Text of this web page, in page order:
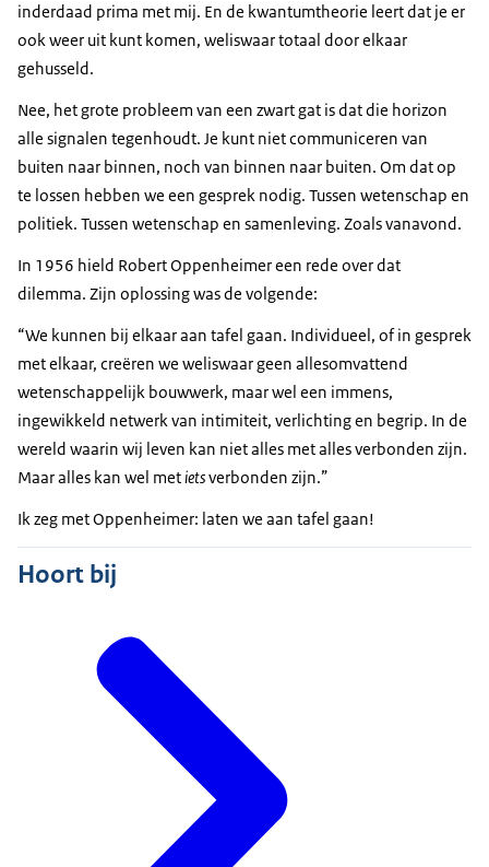
inderdaad prima met mij. En de kwantumtheorie leert dat je er
ook weer uit kunt komen, weliswaar totaal door elkaar
gehusseld.
Nee, het grote probleem van een zwart gat is dat die horizon
alle signalen tegenhoudt. Je kunt niet communiceren van
buiten naar binnen, noch van binnen naar buiten. Om dat op
te lossen hebben we een gesprek nodig. Tussen wetenschap en
politiek. Tussen wetenschap en samenleving. Zoals vanavond.
In 1956 hield Robert Oppenheimer een rede over dat
dilemma. Zijn oplossing was de volgende:
“We kunnen bij elkaar aan tafel gaan. Individueel, of in gesprek
met elkaar, creëren we weliswaar geen allesomvattend
wetenschappelijk bouwwerk, maar wel een immens,
ingewikkeld netwerk van intimiteit, verlichting en begrip. In de
wereld waarin wij leven kan niet alles met alles verbonden zijn.
Maar alles kan wel metietsverbonden zijn.”
Ik zeg met Oppenheimer: laten we aan tafel gaan!
Hoort bij